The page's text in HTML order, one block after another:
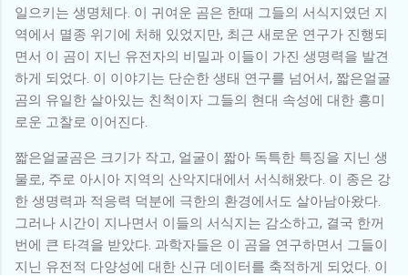
일으키는 생명체다. 이 귀여운 곰은 한때 그들의 서식지였던 지
역에서 멸종 위기에 처해 있었지만, 최근 새로운 연구가 진행되
면서 이 곰이 지닌 유전자의 비밀과 이들이 가진 생명력을 발견
하게 되었다. 이 이야기는 단순한 생태 연구를 넘어서, 짧은얼굴
곰의 유일한 살아있는 친척이자 그들의 현대 속성에 대한 흥미
로운 고찰로 이어진다.
짧은얼굴곰은 크기가 작고, 얼굴이 짧아 독특한 특징을 지닌 생
물로, 주로 아시아 지역의 산악지대에서 서식해왔다. 이 종은 강
한 생명력과 적응력 덕분에 극한의 환경에서도 살아남아왔다.
그러나 시간이 지나면서 이들의 서식지는 감소하고, 결국 한꺼
번에 큰 타격을 받았다. 과학자들은 이 곰을 연구하면서 그들이
지닌 유전적 다양성에 대한 신규 데이터를 축적하게 되었다. 이